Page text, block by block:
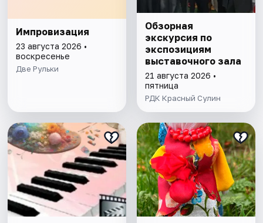
Импровизация
23 августа 2026 •
воскресенье
Две Рульки
Обзорная
экскурсия по
экспозициям
выставочного зала
21 августа 2026 •
пятница
РДК Красный Сулин